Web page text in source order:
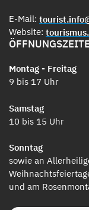
E-Mail:
Website:
Montag - Freitag
9 bis 17 Uhr
Samstag
10 bis 15 Uhr
Sonntag
sowie an
und am